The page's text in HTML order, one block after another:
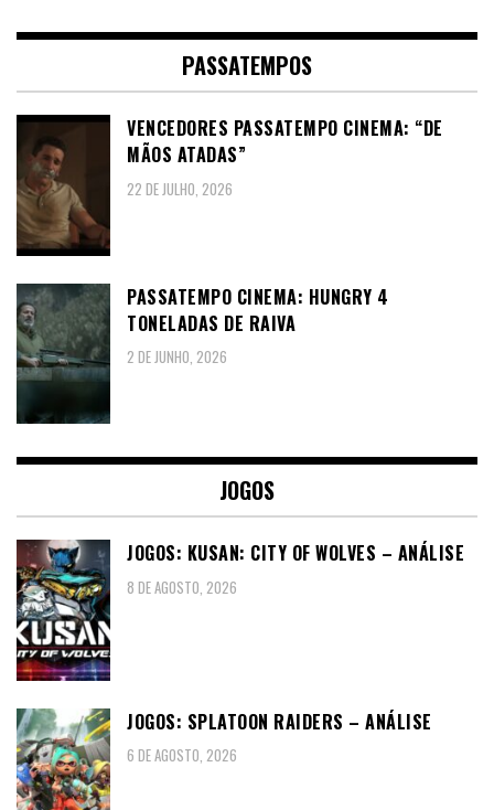
PASSATEMPOS
VENCEDORES PASSATEMPO CINEMA: “DE
MÃOS ATADAS”
22 DE JULHO, 2026
PASSATEMPO CINEMA: HUNGRY 4
TONELADAS DE RAIVA
2 DE JUNHO, 2026
JOGOS
JOGOS: KUSAN: CITY OF WOLVES – ANÁLISE
8 DE AGOSTO, 2026
JOGOS: SPLATOON RAIDERS – ANÁLISE
6 DE AGOSTO, 2026